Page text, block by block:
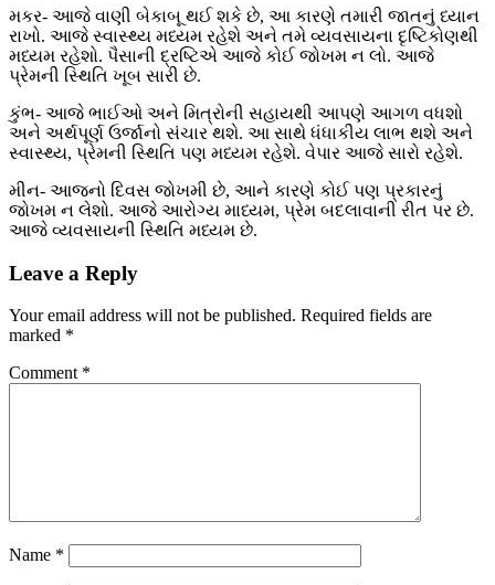
મકર- આજે વાણી બેકાબૂ થઈ શકે છે, આ કારણે તમારી જાતનું ધ્યાન
રાખો. આજે સ્વાસ્થ્ય મધ્યમ રહેશે અને તમે વ્યવસાયના દૃષ્ટિકોણથી
મધ્યમ રહેશો. પૈસાની દ્રષ્ટિએ આજે ​​કોઈ જોખમ ન લો. આજે
પ્રેમની સ્થિતિ ખૂબ સારી છે.
કુંભ- આજે ભાઈઓ અને મિત્રોની સહાયથી આપણે આગળ વધશો
અને અર્થપૂર્ણ ઉર્જાનો સંચાર થશે. આ સાથે ધંધાકીય લાભ થશે અને
સ્વાસ્થ્ય, પ્રેમની સ્થિતિ પણ મધ્યમ રહેશે. વેપાર આજે સારો રહેશે.
મીન- આજનો દિવસ જોખમી છે, આને કારણે કોઈ પણ પ્રકારનું
જોખમ ન લેશો. આજે આરોગ્ય માધ્યમ, પ્રેમ બદલાવાની રીત પર છે.
આજે વ્યવસાયની સ્થિતિ મધ્યમ છે.
Leave a Reply
Your email address will not be published. Required fields are
marked *
Comment *
Name *